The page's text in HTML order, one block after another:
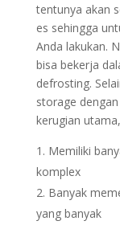
tentunya akan
es sehingga
Anda lakukan.
bisa bekerja
defrosting.
storage
kerugian
Memiliki
komplex
Banyak
yang banyak